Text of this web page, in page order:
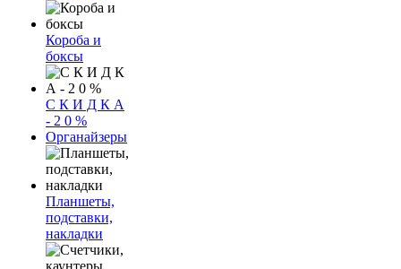
Короба и
боксы
С К И Д К А
- 2 0 %
Органайзеры
Планшеты,
подставки,
накладки